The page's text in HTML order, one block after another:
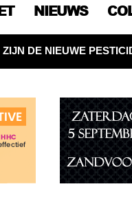
NIEUWS
BOOSTERS EN
kweektips voor
gebruikte